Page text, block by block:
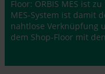
Floor: ORBIS MES ist
MES-System ist damit
nahtlose Verknüpfung
dem Shop-Floor mit